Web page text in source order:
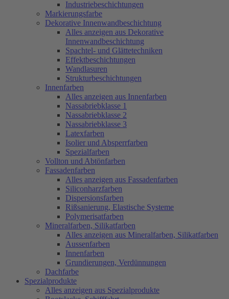
Industriebeschichtungen
Markierungsfarbe
Dekorative Innenwandbeschichtung
Alles anzeigen aus Dekorative
Innenwandbeschichtung
Spachtel- und Glättetechniken
Effektbeschichtungen
Wandlasuren
Strukturbeschichtungen
Innenfarben
Alles anzeigen aus Innenfarben
Nassabriebklasse 1
Nassabriebklasse 2
Nassabriebklasse 3
Latexfarben
Isolier und Absperrfarben
Spezialfarben
Vollton und Abtönfarben
Fassadenfarben
Alles anzeigen aus Fassadenfarben
Siliconharzfarben
Dispersionsfarben
Rißsanierung, Elastische Systeme
Polymerisatfarben
Mineralfarben, Silikatfarben
Alles anzeigen aus Mineralfarben, Silikatfarben
Aussenfarben
Innenfarben
Grundierungen, Verdünnungen
Dachfarbe
Spezialprodukte
Alles anzeigen aus Spezialprodukte